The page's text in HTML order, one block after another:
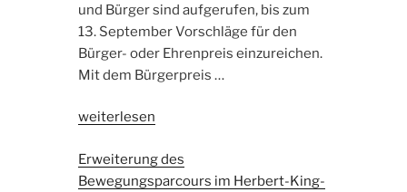
und Bürger sind aufgerufen, bis zum
13. September Vorschläge für den
Bürger- oder Ehrenpreis einzureichen.
Mit dem Bürgerpreis …
„Bürgerstiftung
Vorschläge
für
weiterlesen
Erweiterung des
Bewegungsparcours im Herbert-King-